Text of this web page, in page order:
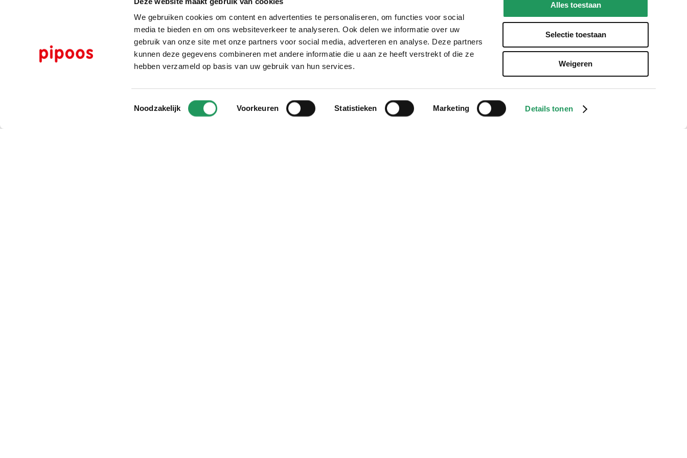
We gebruiken cookies om content en advertenties te personaliseren, om functies voor social
media te bieden en om ons websiteverkeer te analyseren. Ook delen we informatie over uw
gebruik van onze site met onze partners voor social media, adverteren en analyse. Deze partners
kunnen deze gegevens combineren met andere informatie die u aan ze heeft verstrekt of die ze
hebben verzameld op basis van uw gebruik van hun services.
Toestemmingsselectie
Noodzakelijk Voorkeuren Statistieken Marketing Details tonen
Alles toestaan
Selectie toestaan
Weigeren